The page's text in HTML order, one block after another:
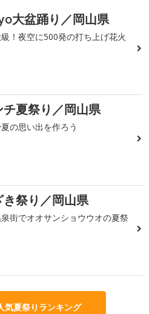
大盆踊り／岡山県
！夜空に500発の打ち上げ花火
チ夏祭り／岡山県
の思い出を作ろう
き祭り／岡山県
街でオオサンショウウオの夏祭
気夏祭りランキング